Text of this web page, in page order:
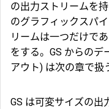
の出力ストリームを
のグラフィックスパ
リームは一つだけで
をする。GS からのデ
アウト) は次の章で扱
GS は可変サイズの出